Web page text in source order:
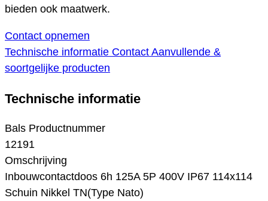
bieden ook maatwerk.
Contact opnemen
Technische informatie Contact Aanvullende &
soortgelijke producten
Technische informatie
Bals Productnummer
12191
Omschrijving
Inbouwcontactdoos 6h 125A 5P 400V IP67 114x114
Schuin Nikkel TN(Type Nato)